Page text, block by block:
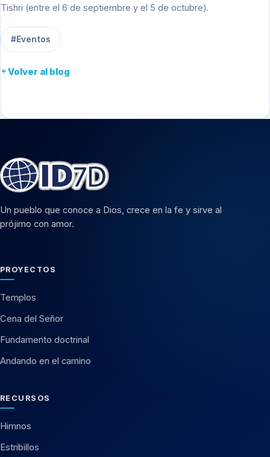
Tishri (entre el 6 de septiembre y el 5 de octubre).
#Eventos
Volver al blog
Un pueblo que conoce a Dios, crece en la fe y sirve al
prójimo con amor.
PROYECTOS
Templos
Cena del Señor
Fundamento doctrinal
Andando en el camino
RECURSOS
Himnos
Estribillos